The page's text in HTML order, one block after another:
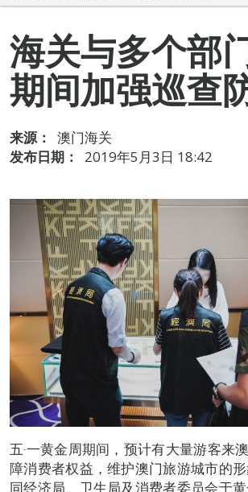
海关与多个部
期间加强巡查
来源：
澳门海关
发布日期：
2019年5月3日 18:42
五‧一黄金周期间，预计有大量游客来
障消费者权益，维护澳门旅游城市的
同经济局、卫生局及消费者委员会于